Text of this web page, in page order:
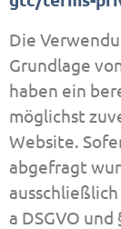
Die
Grundlage
haben ein
möglichst
Website.
abgefragt
a DSGVO